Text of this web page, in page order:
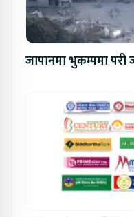
जापानमा भुकम्पमा